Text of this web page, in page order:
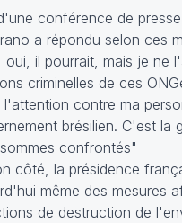
conférence de
a répondu selon ces
oui, il pourrait, mais je ne
criminelles de ces
l'attention contre ma
brésilien. C'est la
confrontés"
côté, la présidence
même des mesures
de destruction de